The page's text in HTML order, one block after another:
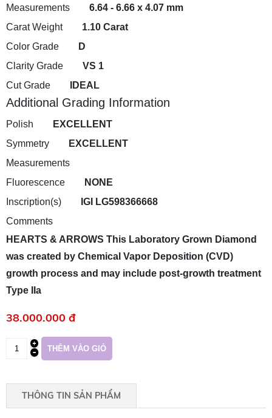
Measurements
6.64 - 6.66 x 4.07 mm
Carat Weight
1.10 Carat
Color Grade
D
Clarity Grade
VS 1
Cut Grade
IDEAL
Additional Grading Information
Polish
EXCELLENT
Symmetry
EXCELLENT
Measurements
Fluorescence
NONE
Inscription(s)
IGI LG598366668
Comments
HEARTS & ARROWS This Laboratory Grown Diamond
was created by Chemical Vapor Deposition (CVD)
growth process and may include post-growth treatment
Type IIa
38.000.000 đ
THÔNG TIN SẢN PHẨM